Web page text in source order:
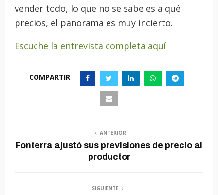
vender todo, lo que no se sabe es a qué
precios, el panorama es muy incierto.
Escuche la entrevista completa aquí
COMPARTIR
ANTERIOR
Fonterra ajustó sus previsiones de precio al
productor
SIGUIENTE